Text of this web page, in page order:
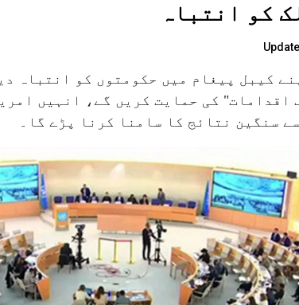
کو انتباہ
کیبل پیغام میں حکومتوں کو انتباہ
اقدامات" کی حمایت کریں گے، انہیں
سنگین نتائج کا سامنا کرنا پڑے گا۔